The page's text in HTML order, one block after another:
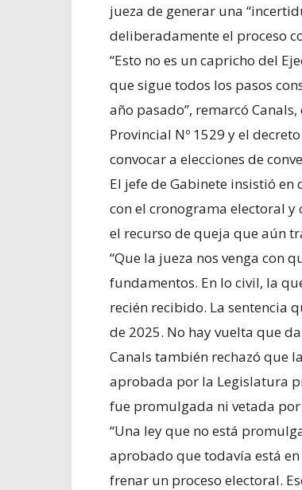
jueza de generar una
deliberadamente el proceso
“Esto no es un capricho del
que sigue todos los pasos
año pasado”, remarcó
Provincial Nº 1529 y el
convocar a elecciones de
El jefe de Gabinete insistió
con el cronograma electoral
el recurso de queja que aún
“Que la jueza nos venga con
fundamentos. En lo civil, la
recién recibido. La sentencia
de 2025. No hay vuelta que
Canals también rechazó que
aprobada por la Legislatura
fue promulgada ni vetada por
“Una ley que no está
aprobado que todavía está
frenar un proceso electoral.